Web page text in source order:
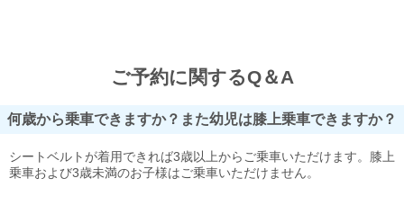
ご予約に関するQ＆A
何歳から乗車できますか？また幼児は膝上乗車できますか？
シートベルトが着用できれば3歳以上からご乗車いただけます。膝上
乗車および3歳未満のお子様はご乗車いただけません。